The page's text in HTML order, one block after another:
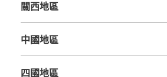
關西地區
中國地區
四國地區